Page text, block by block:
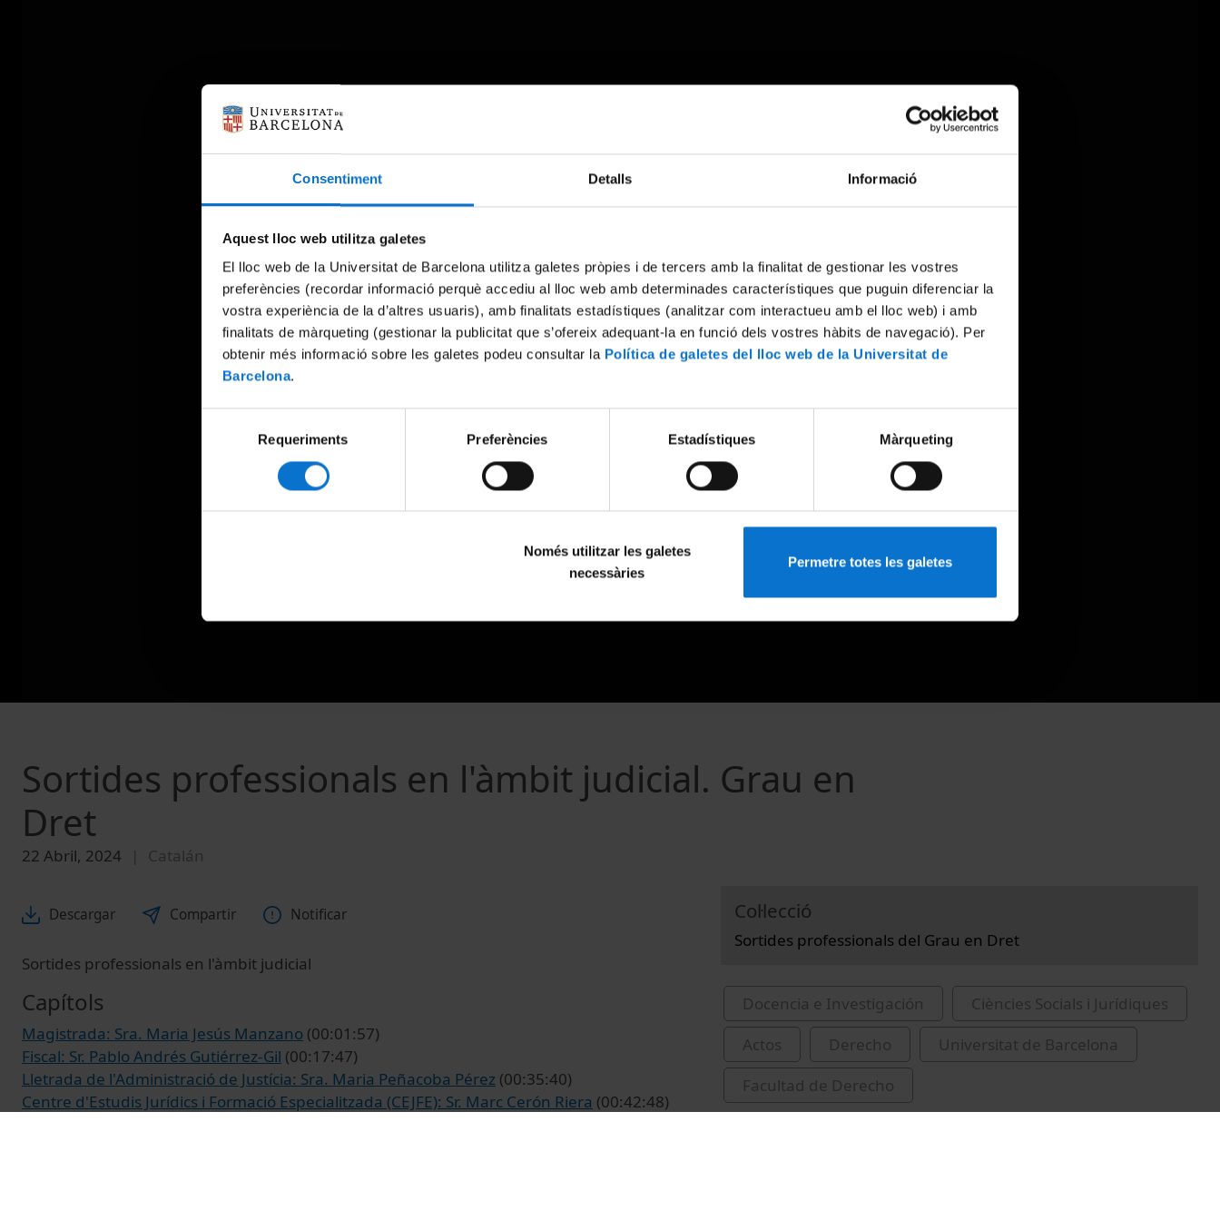
Consentiment Detalls Informació
Aquest lloc web utilitza galetes
El lloc web de la Universitat de Barcelona utilitza galetes pròpies i de tercers amb la finalitat de gestionar les vostres
preferències (recordar informació perquè accediu al lloc web amb determinades característiques que puguin diferenciar la
vostra experiència de la d’altres usuaris), amb finalitats estadístiques (analitzar com interactueu amb el lloc web) i amb
finalitats de màrqueting (gestionar la publicitat que s’ofereix adequant-la en funció dels vostres hàbits de navegació). Per
obtenir més informació sobre les galetes podeu consultar la Política de galetes del lloc web de la Universitat de
Barcelona.
Requeriments Preferències Estadístiques Màrqueting
Només utilitzar les galetes
necessàries
Permetre totes les galetes
Something went wrong
Try again
Sortides professionals en l'àmbit judicial. Grau en
Dret
22 Abril, 2024 Catalán
Descargar Compartir Notificar
Sortides professionals en l'àmbit judicial
Capítols
Magistrada: Sra. Maria Jesús Manzano (00:01:57)
Fiscal: Sr. Pablo Andrés Gutiérrez-Gil (00:17:47)
Lletrada de l'Administració de Justícia: Sra. Maria Peñacoba Pérez (00:35:40)
Centre d'Estudis Jurídics i Formació Especialitzada (CEJFE): Sr. Marc Cerón Riera (00:42:48)
Col·lecció
Sortides professionals del Grau en Dret
Docencia e Investigación
Ciències Socials i Jurídiques
Actos
Derecho
Universitat de Barcelona
Facultad de Derecho